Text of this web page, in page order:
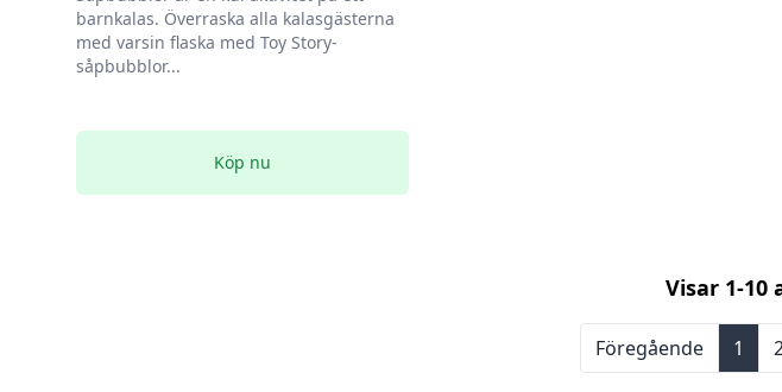
barnkalas. Överraska alla kalasgästerna
med varsin flaska med Toy Story-
såpbubblor...
Köp nu
Visar 1-10
Föregående 1